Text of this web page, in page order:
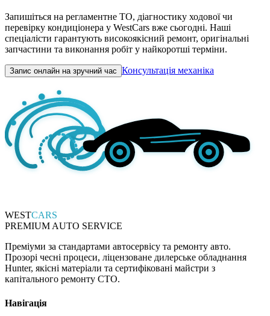
Запишіться на регламентне ТО, діагностику ходової чи
перевірку кондиціонера у WestCars вже сьогодні. Наші
спеціалісти гарантують високоякісний ремонт, оригінальні
запчастини та виконання робіт у найкоротші терміни.
Запис онлайн на зручний час Консультація механіка
WESTCARS
PREMIUM AUTO SERVICE
Преміуми за стандартами автосервісу та ремонту авто.
Прозорі чесні процеси, ліцензоване дилерське обладнання
Hunter, якісні матеріали та сертифіковані майстри з
капітального ремонту СТО.
Навігація